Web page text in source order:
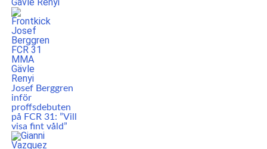
Josef Berggren
inför
proffsdebuten
på FCR 31: ”Vill
visa fint våld”